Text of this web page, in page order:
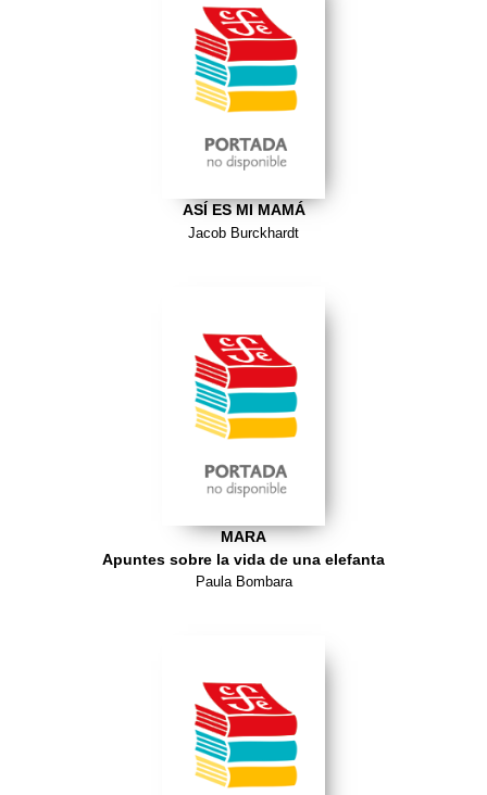
ASÍ ES MI MAMÁ
Jacob Burckhardt
MARA
Apuntes sobre la vida de una elefanta
Paula Bombara